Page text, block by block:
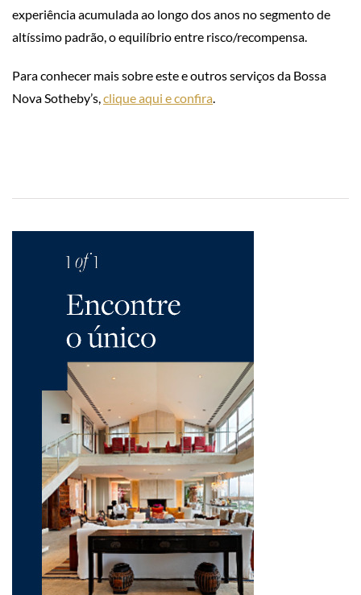
experiência acumulada ao longo dos anos no segmento de
altíssimo padrão, o equilíbrio entre risco/recompensa.
Para conhecer mais sobre este e outros serviços da Bossa
Nova Sotheby’s,clique aqui e confira.